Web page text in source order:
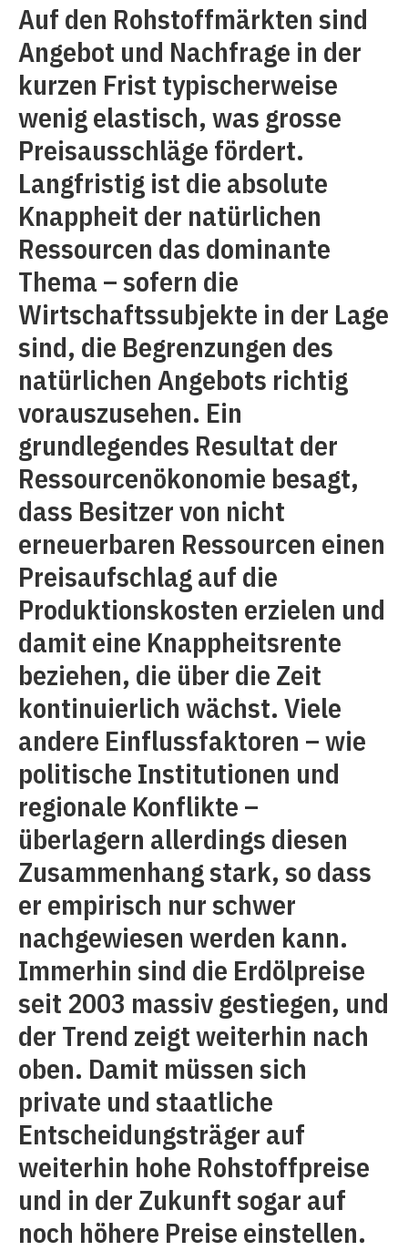
Auf den Rohstoffmärkten sind
Angebot und Nachfrage in der
kurzen Frist typischerweise
wenig elastisch, was grosse
Preisausschläge fördert.
Langfristig ist die absolute
Knappheit der natürlichen
Ressourcen das dominante
Thema – sofern die
Wirtschaftssubjekte in der Lage
sind, die Begrenzungen des
natürlichen Angebots richtig
vorauszusehen. Ein
grundlegendes Resultat der
Ressourcenökonomie besagt,
dass Besitzer von nicht
erneuerbaren Ressourcen einen
Preisaufschlag auf die
Produktionskosten erzielen und
damit eine Knappheitsrente
beziehen, die über die Zeit
kontinuierlich wächst. Viele
andere Einflussfaktoren – wie
politische Institutionen und
regionale Konflikte –
überlagern allerdings diesen
Zusammenhang stark, so dass
er empirisch nur schwer
nachgewiesen werden kann.
Immerhin sind die Erdölpreise
seit 2003 massiv gestiegen, und
der Trend zeigt weiterhin nach
oben. Damit müssen sich
private und staatliche
Entscheidungsträger auf
weiterhin hohe Rohstoffpreise
und in der Zukunft sogar auf
noch höhere Preise einstellen.